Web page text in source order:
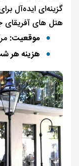
گزینه‌ای ایده‌آل
هتل های
موقعیت:
هزینه هر